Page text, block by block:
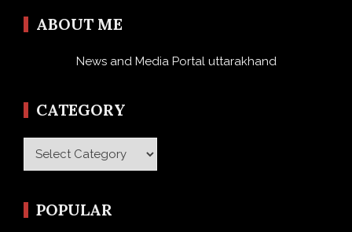
ABOUT ME
News and Media Portal uttarakhand
CATEGORY
Category
POPULAR